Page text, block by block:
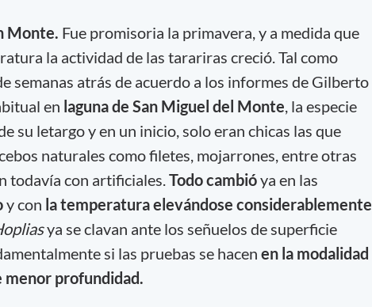
Monte. Fue promisoria la primavera, y a medida que
la actividad de las tarariras creció. Tal como
semanas atrás de acuerdo a los informes de Gilberto
en laguna de San Miguel del Monte , la especie
su letargo y en un inicio, solo eran chicas las que
naturales como filetes, mojarrones, entre otras
todavía con artificiales. Todo cambióya en las
y con la temperatura elevándose considerablemente
ya se clavan ante los señuelos de superficie
si las pruebas se hacen en la modalidad
menor profundidad.